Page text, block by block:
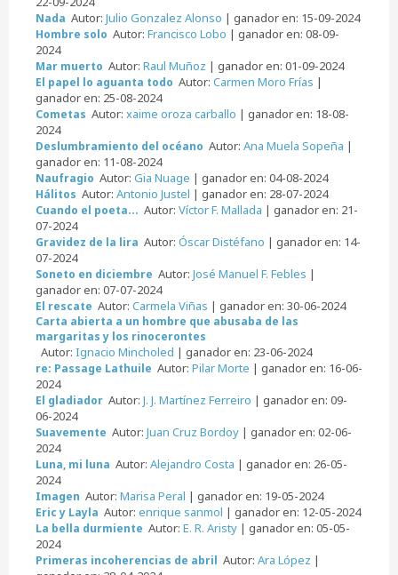
Nada Autor: Julio Gonzalez Alonso | ganador en: 15-09-2024
Hombre solo Autor: Francisco Lobo | ganador en: 08-09-
2024
Mar muerto Autor: Raul Muñoz | ganador en: 01-09-2024
El papel lo aguanta todo Autor: Carmen Moro Frías |
ganador en: 25-08-2024
Cometas Autor: xaime oroza carballo | ganador en: 18-08-
2024
Deslumbramiento del océano Autor: Ana Muela Sopeña |
ganador en: 11-08-2024
Naufragio Autor: Gia Nuage | ganador en: 04-08-2024
Hálitos Autor: Antonio Justel | ganador en: 28-07-2024
Cuando el poeta... Autor: Víctor F. Mallada | ganador en: 21-
07-2024
Gravidez de la lira Autor: Óscar Distéfano | ganador en: 14-
07-2024
Soneto en diciembre Autor: José Manuel F. Febles |
ganador en: 07-07-2024
El rescate Autor: Carmela Viñas | ganador en: 30-06-2024
Carta abierta a un hombre que abusaba de las
margaritas y los rinocerontes
Autor: Ignacio Mincholed | ganador en: 23-06-2024
re: Passage Lathuile Autor: Pilar Morte | ganador en: 16-06-
2024
El gladiador Autor: J. J. Martínez Ferreiro | ganador en: 09-
06-2024
Suavemente Autor: Juan Cruz Bordoy | ganador en: 02-06-
2024
Luna, mi luna Autor: Alejandro Costa | ganador en: 26-05-
2024
Imagen Autor: Marisa Peral | ganador en: 19-05-2024
Eric y Layla Autor: enrique sanmol | ganador en: 12-05-2024
La bella durmiente Autor: E. R. Aristy | ganador en: 05-05-
2024
Primeras incoherencias de abril Autor: Ara López |